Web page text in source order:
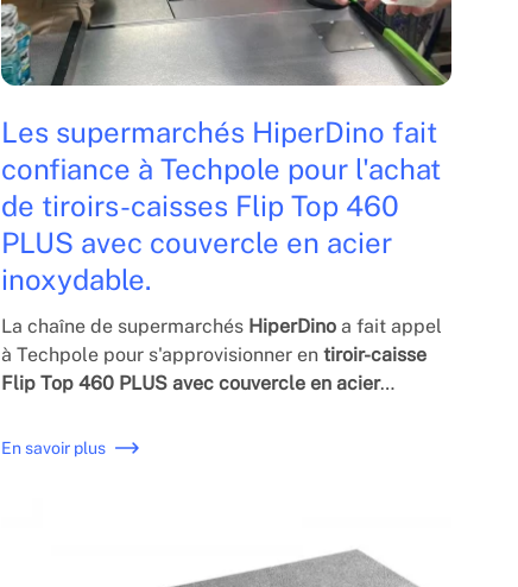
Les supermarchés HiperDino fait
confiance à Techpole pour l'achat
de tiroirs-caisses Flip Top 460
PLUS avec couvercle en acier
inoxydable.
La chaîne de supermarchés HiperDino a fait appel
à Techpole pour s'approvisionner entiroir-caisse
Flip Top 460 PLUS avec couvercle en acier
caisse.
En savoir plus